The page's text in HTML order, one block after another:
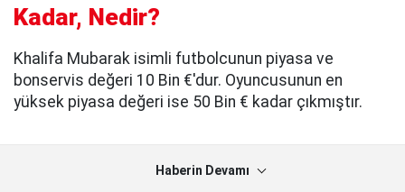
Kadar, Nedir?
Khalifa Mubarak isimli futbolcunun piyasa ve
bonservis değeri 10 Bin €'dur. Oyuncusunun en
yüksek piyasa değeri ise 50 Bin € kadar çıkmıştır.
Haberin Devamı